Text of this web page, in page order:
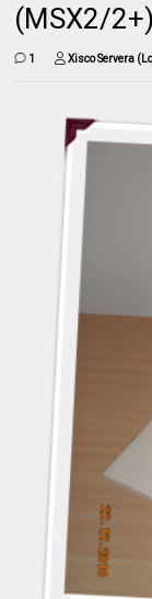
(MSX2/
1 Xisco Servera